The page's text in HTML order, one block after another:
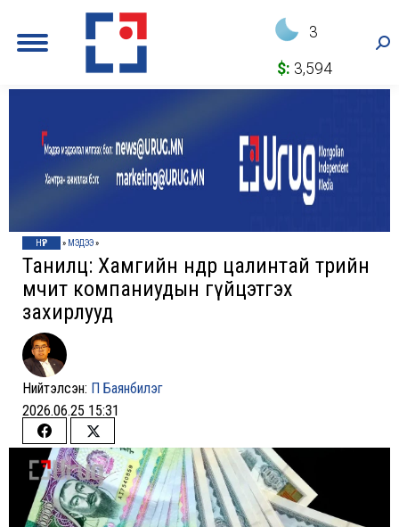
3
$: 3,594
НҮҮР » МЭДЭЭ»
Танилц: Хамгийн өндөр цалинтай төрийн
өмчит компаниудын гүйцэтгэх
захирлууд
Нийтэлсэн: П Баянбилэг
2026.06.25 15:31
Share
on
Facebook
Share
on
Twitter